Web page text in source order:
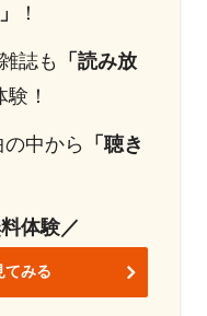
！
誌も
「読み放
！
中から
「聴き
体験／
みる